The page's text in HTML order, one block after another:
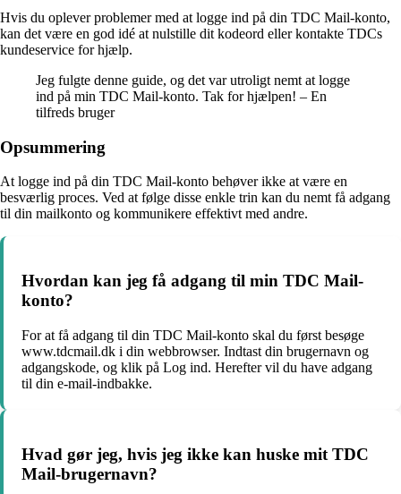
Hvis du oplever problemer med at logge ind på din TDC Mail-konto,
kan det være en god idé at nulstille dit kodeord eller kontakte TDCs
kundeservice for hjælp.
Jeg fulgte denne guide, og det var utroligt nemt at logge
ind på min TDC Mail-konto. Tak for hjælpen! – En
tilfreds bruger
Opsummering
At logge ind på din TDC Mail-konto behøver ikke at være en
besværlig proces. Ved at følge disse enkle trin kan du nemt få adgang
til din mailkonto og kommunikere effektivt med andre.
Hvordan kan jeg få adgang til min TDC Mail-
konto?
For at få adgang til din TDC Mail-konto skal du først besøge
www.tdcmail.dk i din webbrowser. Indtast din brugernavn og
adgangskode, og klik på Log ind. Herefter vil du have adgang
til din e-mail-indbakke.
Hvad gør jeg, hvis jeg ikke kan huske mit TDC
Mail-brugernavn?